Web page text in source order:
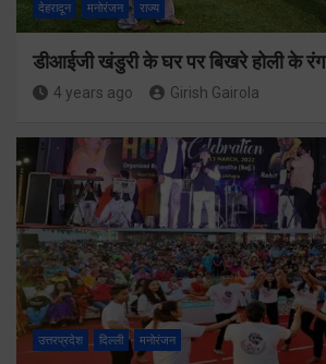
देहरादून मनोरंजन राज्य
डीआईजी खंडुरी के घर पर बिखरे होली के रंग
4 years ago Girish Gairola
उत्तरप्रदेश दिल्ली मनोरंजन